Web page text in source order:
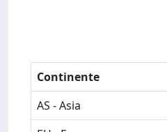
Continente
AS - Asia